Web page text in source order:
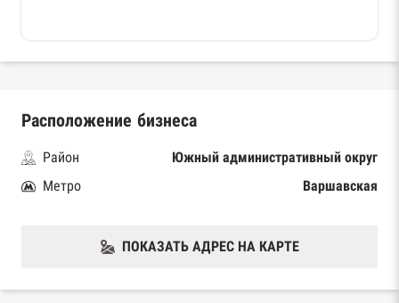
Расположение бизнеса
Район
Южный административный округ
Метро
Варшавская
ПОКАЗАТЬ АДРЕС НА КАРТЕ